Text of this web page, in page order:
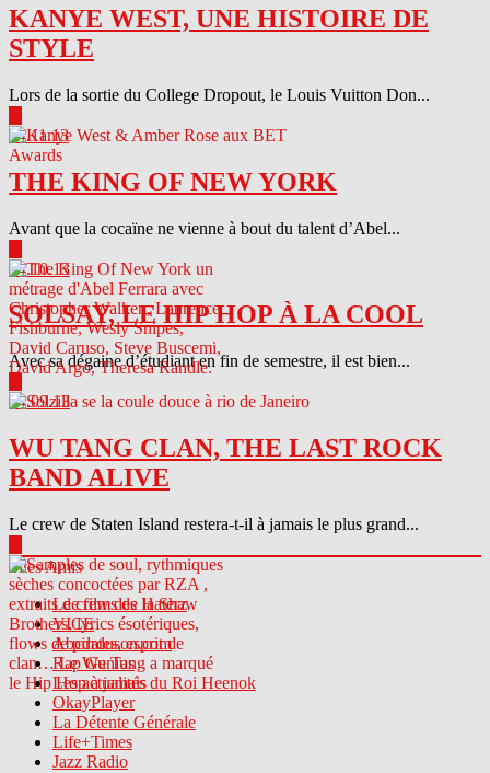
KANYE WEST, UNE HISTOIRE DE
STYLE
Lors de la sortie du College Dropout, le Louis Vuitton Don...
04.11.13
THE KING OF NEW YORK
Avant que la cocaïne ne vienne à bout du talent d’Abel...
04.10.13
SOLSAY, LE HIP HOP À LA COOL
Avec sa dégaine d’étudiant en fin de semestre, il est bien...
04.09.13
WU TANG CLAN, THE LAST ROCK
BAND ALIVE
Le crew de Staten Island restera-t-il à jamais le plus grand...
Sites Amis
Le crew des Haterz
VICE
Abcdrduson.com
Rap Genius
Les actualités du Roi Heenok
OkayPlayer
La Détente Générale
Life+Times
Jazz Radio